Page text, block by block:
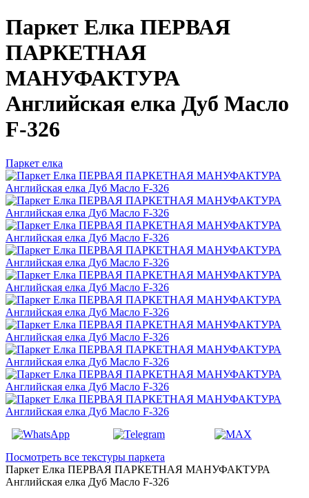
Паркет Елка ПЕРВАЯ
ПАРКЕТНАЯ
МАНУФАКТУРА
Английская елка Дуб Масло
F-326
Паркет елка
Посмотреть все текстуры паркета
Паркет Елка ПЕРВАЯ ПАРКЕТНАЯ МАНУФАКТУРА
Английская елка Дуб Масло F-326